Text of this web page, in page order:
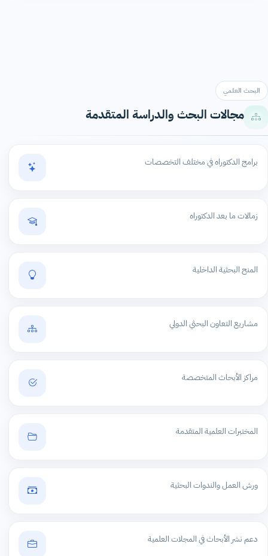
البحث العلمي
مجالات البحث والدراسة المتقدمة
برامج الدكتوراه في مختلف التخصصات
زمالات ما بعد الدكتوراه
المنح البحثية الداخلية
مشاريع التعاون البحثي الدولي
مراكز الأبحاث المتخصصة
المختبرات العلمية المتقدمة
ورش العمل والندوات البحثية
دعم نشر الأبحاث في المجلات العلمية